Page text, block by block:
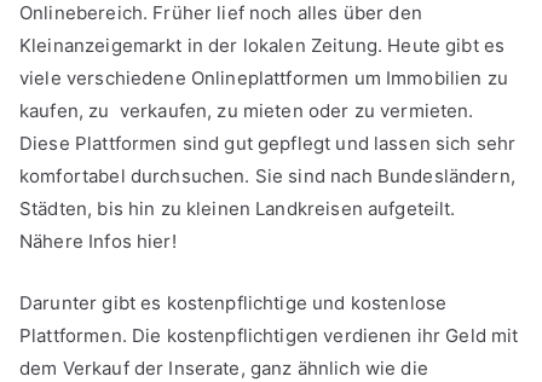
Onlinebereich. Früher lief noch alles über den
Kleinanzeigemarkt in der lokalen Zeitung. Heute gibt es
viele verschiedene Onlineplattformen um Immobilien zu
kaufen, zu verkaufen, zu mieten oder zu vermieten.
Diese Plattformen sind gut gepflegt und lassen sich sehr
komfortabel durchsuchen. Sie sind nach Bundesländern,
Städten, bis hin zu kleinen Landkreisen aufgeteilt.
Nähere Infos hier!
Darunter gibt es kostenpflichtige und kostenlose
Plattformen. Die kostenpflichtigen verdienen ihr Geld mit
dem Verkauf der Inserate, ganz ähnlich wie die